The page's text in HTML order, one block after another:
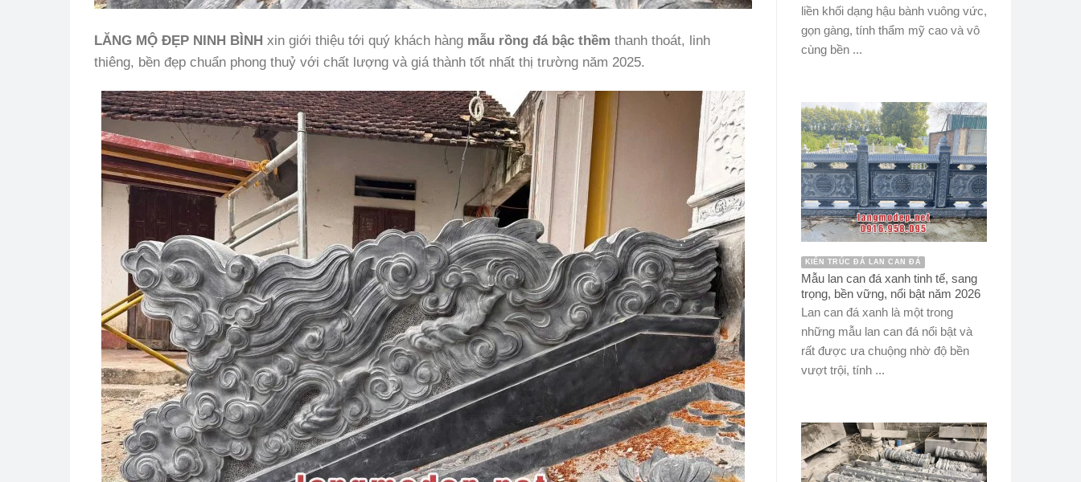
LĂNG MỘ ĐẸP NINH BÌNH xin giới thiệu tới quý khách hàng mẫu rồng đá bậc thềm thanh thoát, linh
thiêng, bền đẹp chuẩn phong thuỷ với chất lượng và giá thành tốt nhất thị trường năm 2025.
liền khối dạng hậu bành vuông vức,
gọn gàng, tính thẩm mỹ cao và vô
cùng bền ...
KIẾN TRÚC ĐÁ LAN CAN ĐÁ
Mẫu lan can đá xanh tinh tế, sang
trọng, bền vững, nổi bật năm 2026
Lan can đá xanh là một trong
những mẫu lan can đá nổi bật và
rất được ưa chuộng nhờ độ bền
vượt trội, tính ...